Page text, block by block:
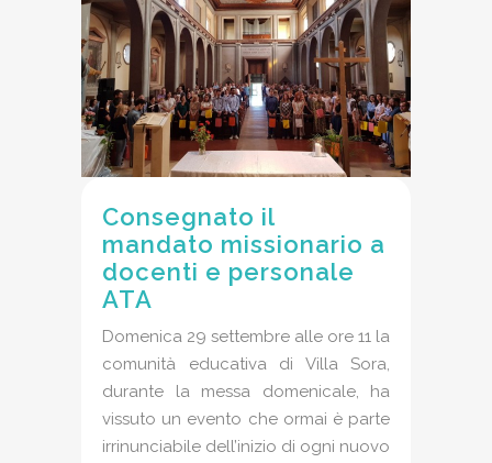
Consegnato il
mandato missionario a
docenti e personale
ATA
Domenica 29 settembre alle ore 11 la
comunità educativa di Villa Sora,
durante la messa domenicale, ha
vissuto un evento che ormai è parte
irrinunciabile dell’inizio di ogni nuovo